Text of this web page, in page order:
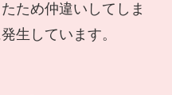
ため仲違いしてしま
生しています。